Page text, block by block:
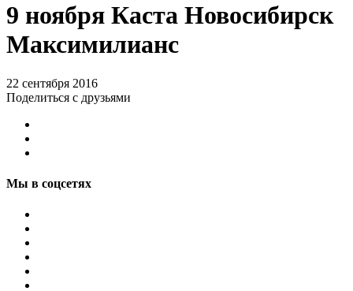
9 ноября Каста Новосибирск
Максимилианс
22 сентября 2016
Поделиться с друзьями
Мы в соцсетях